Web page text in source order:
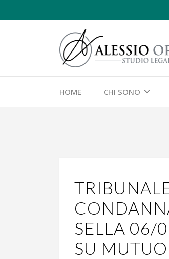
HOME CHI SONO
SELLA 06/
SU